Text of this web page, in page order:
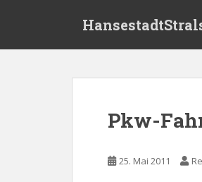
Pkw-
25. Mai 2011